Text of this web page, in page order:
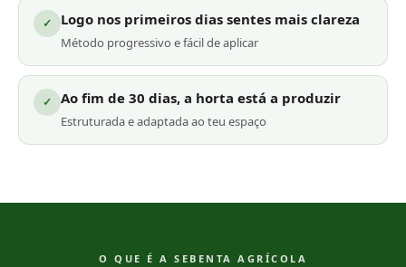
✓ Logo nos primeiros dias sentes mais clareza
Método progressivo e fácil de aplicar
✓ Ao fim de 30 dias, a horta está a produzir
Estruturada e adaptada ao teu espaço
O QUE É A SEBENTA AGRÍCOLA